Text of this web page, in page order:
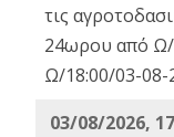
τις
24ωρου από Ω/
Ω/18:00/03-08-
03/08/2026,